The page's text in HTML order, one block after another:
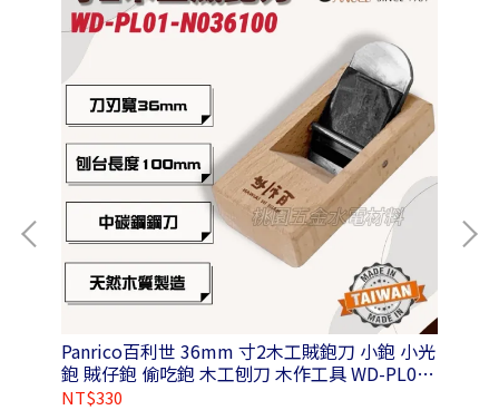
Panrico百利世 36mm 寸2木工賊鉋刀 小鉋 小光
鉋 賊仔鉋 偷吃鉋 木工刨刀 木作工具 WD-PL01-
N036100
NT$330